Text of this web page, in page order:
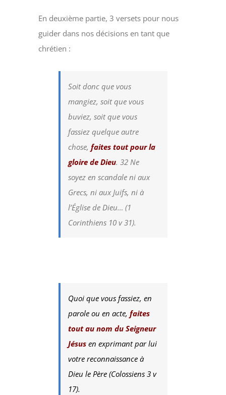
En deuxième partie, 3 versets pour nous
guider dans nos décisions en tant que
chrétien :
Soit donc que vous
mangiez, soit que vous
buviez, soit que vous
fassiez quelque autre
chose,faites tout pour la
gloire de Dieu. 32 Ne
soyez en scandale ni aux
Grecs, ni aux Juifs, ni à
l’Église de Dieu… (1
Corinthiens 10 v 31).
Quoi que vous fassiez, en
parole ou en acte,faites
tout au nom du Seigneur
Jésus en exprimant par lui
votre reconnaissance à
Dieu le Père (Colossiens 3 v
17).